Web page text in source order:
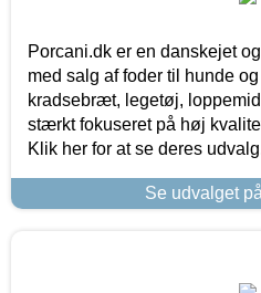
Porcani.dk er en danskejet
med salg af foder til hunde
kradsebræt, legetøj,
stærkt fokuseret på høj
Klik her for at se deres
Se udvalget